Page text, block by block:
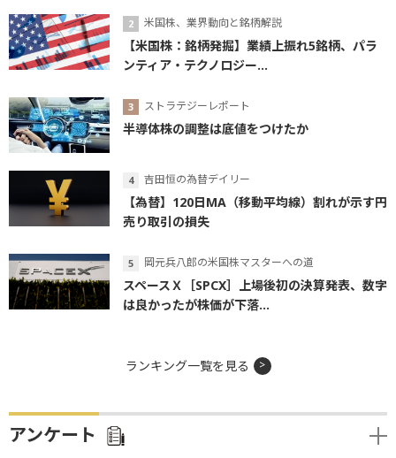
米国株、業界動向と銘柄解説
【米国株：銘柄発掘】業績上振れ5銘柄、パラ
ンティア・テクノロジー...
ストラテジーレポート
半導体株の調整は底値をつけたか
吉田恒の為替デイリー
【為替】120日MA（移動平均線）割れが示す円
売り取引の損失
岡元兵八郎の米国株マスターへの道
スペースＸ［SPCX］上場後初の決算発表、数字
は良かったが株価が下落...
ランキング一覧を見る
アンケート